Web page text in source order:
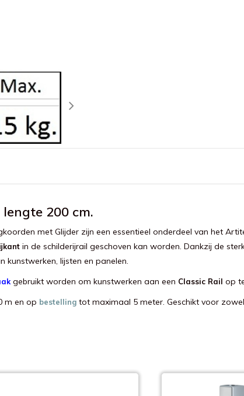
200 cm.
met Glijder zijn een essentieel onderdeel van het
in de schilderijrail geschoven kan worden. Dankzij de
kunstwerken, lijsten en panelen.
gebruikt worden om kunstwerken aan een Classic Rail op
m en op bestelling tot maximaal 5 meter. Geschikt voor